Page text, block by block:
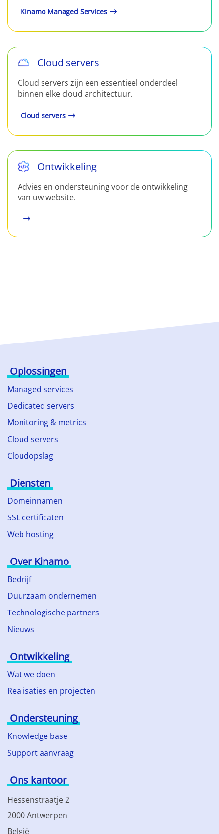
Kinamo Managed Services
Cloud servers
Cloud servers zijn een essentieel onderdeel
binnen elke cloud architectuur.
Cloud servers
Ontwikkeling
Advies en ondersteuning voor de ontwikkeling
van uw website.
Oplossingen
Managed services
Dedicated servers
Monitoring & metrics
Cloud servers
Cloudopslag
Diensten
Domeinnamen
SSL certificaten
Web hosting
Over Kinamo
Bedrijf
Duurzaam ondernemen
Technologische partners
Nieuws
Ontwikkeling
Wat we doen
Realisaties en projecten
Ondersteuning
Knowledge base
Support aanvraag
Ons kantoor
Hessenstraatje 2
2000 Antwerpen
België